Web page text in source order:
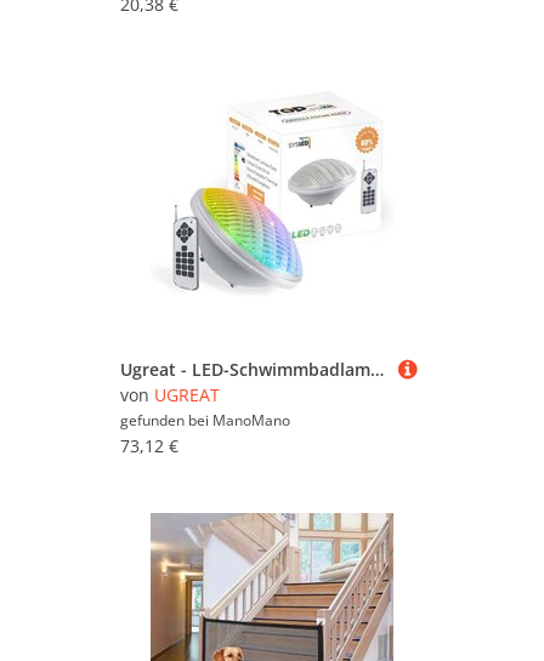
Ugreat - LED-Schwimmbadlampe PAR56 rgb Farbe 18W mit 441 LEDs LED-Schwimmbadlampe
von UGREAT
gefunden bei ManoMano
73,12 €